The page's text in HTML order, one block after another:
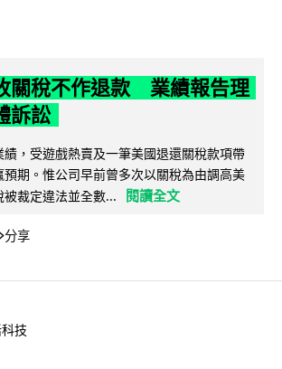
關稅不作退款 業績報告理
訴訟
，受遊戲熱賣及一筆美國退還關稅款項帶
期。惟公司早前曾多次以關稅為由調高美
裁定違法並全數...
閱讀全文
分享
技